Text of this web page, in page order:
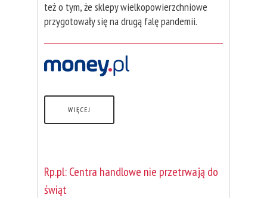
też o tym, że sklepy wielkopowierzchniowe
przygotowały się na drugą falę pandemii.
WIĘCEJ
Rp.pl: Centra handlowe nie przetrwają do
świąt